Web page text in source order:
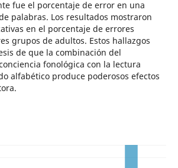
fue el porcentaje de error en una
palabras. Los resultados mostraron
en el porcentaje de errores
grupos de adultos. Estos hallazgos
de que la combinación del
fonológica con la lectura
alfabético produce poderosos efectos